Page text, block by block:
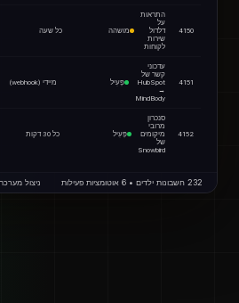
4150
התראות
על
דלדול
שירות
לקוחות
מושהה כל שעה
4151
עדכוני
קשר של
HubSpot
→
MindBody
פָּעִיל מיידי (webhook)
4152
סנכרון
מרובי
מיקומים
של
Snowbird
פָּעִיל כל 30 דקות
232 חשבונות ילדים • 6 אוטומציות פעילות ניצול מערכת: 43% • מגבלת קצב: 185/10